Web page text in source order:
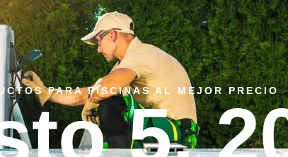
PARA PISCINAS AL MEJOR PRECIO
5,